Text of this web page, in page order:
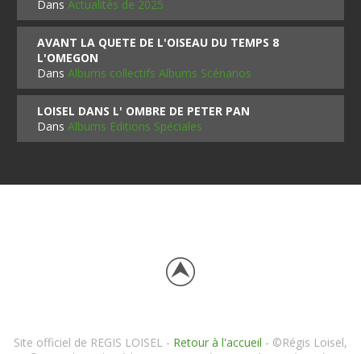
DansActualités de 2025
AVANT LA QUETE DE L'OISEAU DU TEMPS 8
L'OMEGON
DansAlbums collectifs Albums Scénarios
LOISEL DANS L' OMBRE DE PETER PAN
DansAlbums Editions Spéciales
Site officiel de REGIS LOISEL - Retour à l'accueil - ©Régis Loisel,